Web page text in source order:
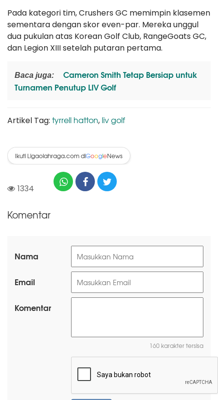
Pada kategori tim, Crushers GC memimpin klasemen
sementara dengan skor even-par. Mereka unggul
dua pukulan atas Korean Golf Club, RangeGoats GC,
dan Legion XIII setelah putaran pertama.
Baca juga:
Cameron Smith Tetap Bersiap untuk
Turnamen Penutup LIV Golf
Artikel Tag: tyrrell hatton, liv golf
Ikuti Ligaolahraga.com diGoogleNews
1334
Komentar
Nama
Email
Komentar
160 karakter tersisa